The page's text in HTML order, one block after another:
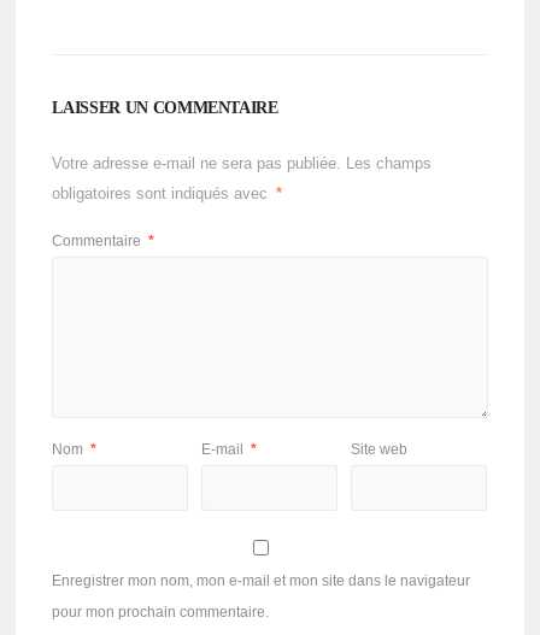
LAISSER UN COMMENTAIRE
Votre adresse e-mail ne sera pas publiée. Les champs
obligatoires sont indiqués avec
*
Commentaire *
Nom * E-mail * Site web
Enregistrer mon nom, mon e-mail et mon site dans le navigateur
pour mon prochain commentaire.